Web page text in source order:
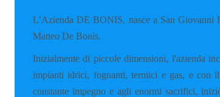
L’Azienda DE BONIS, nasce a San Giovanni
Matteo De Bonis.
Inizialmente di piccole dimensioni, l'azienda
impianti idrici, fognanti, termici e gas, e con
constante impegno e agli enormi sacrifici,